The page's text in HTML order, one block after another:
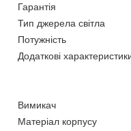
Гарантія
Тип джерела світла
Потужність
Додаткові
Вимикач
Матеріал корпусу